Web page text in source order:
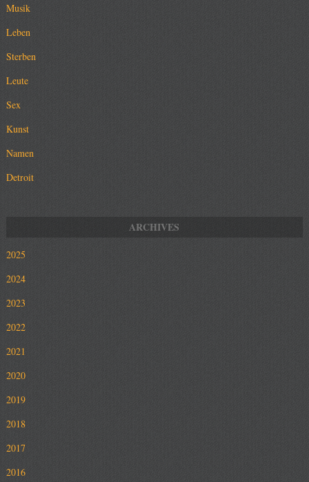
Musik
Leben
Sterben
Leute
Sex
Kunst
Namen
Detroit
2025
2024
2023
2022
2021
2020
2019
2018
2017
2016